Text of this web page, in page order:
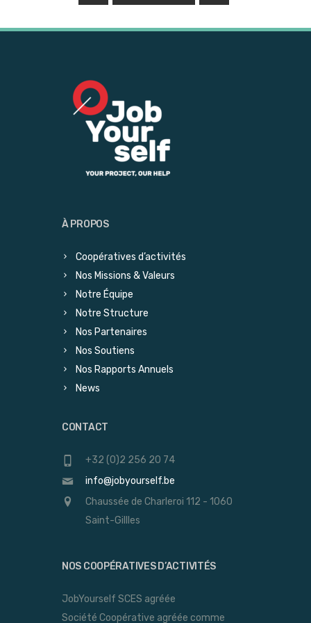
À PROPOS
Coopératives d’activités
Nos Missions & Valeurs
Notre Équipe
Notre Structure
Nos Partenaires
Nos Soutiens
Nos Rapports Annuels
News
CONTACT
+32 (0)2 256 20 74
info@jobyourself.be
Chaussée de Charleroi 112 - 1060
Saint-Gillles
NOS COOPÉRATIVES D’ACTIVITÉS
JobYourself SCES agréée
Société Coopérative agréée comme